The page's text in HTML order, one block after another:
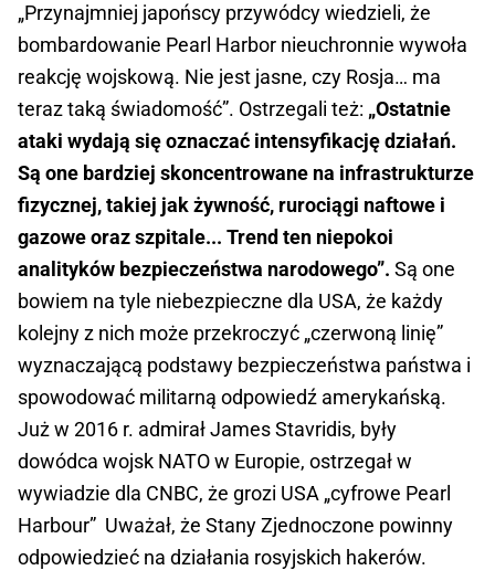
„Przynajmniej japońscy przywódcy wiedzieli, że
bombardowanie Pearl Harbor nieuchronnie wywoła
reakcję wojskową. Nie jest jasne, czy Rosja… ma
teraz taką świadomość”. Ostrzegali też: „Ostatnie
ataki wydają się oznaczać intensyfikację działań.
Są one bardziej skoncentrowane na infrastrukturze
fizycznej, takiej jak żywność, rurociągi naftowe i
gazowe oraz szpitale... Trend ten niepokoi
analityków bezpieczeństwa narodowego”. Są one
bowiem na tyle niebezpieczne dla USA, że każdy
kolejny z nich może przekroczyć „czerwoną linię”
wyznaczającą podstawy bezpieczeństwa państwa i
spowodować militarną odpowiedź amerykańską.
Już w 2016 r. admirał James Stavridis, były
dowódca wojsk NATO w Europie, ostrzegał w
wywiadzie dla CNBC, że grozi USA „cyfrowe Pearl
Harbour” Uważał, że Stany Zjednoczone powinny
odpowiedzieć na działania rosyjskich hakerów.